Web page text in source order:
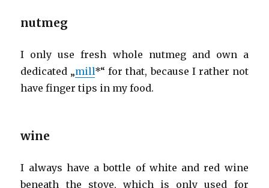
nutmeg
I only use fresh whole nutmeg and own a
dedicated „mill*“ for that, because I rather not
have finger tips in my food.
wine
I always have a bottle of white and red wine
beneath the stove, which is only used for